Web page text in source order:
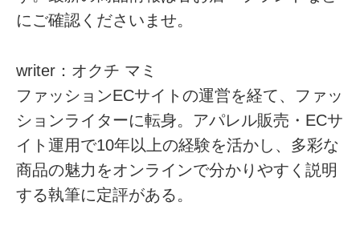
にご確認くださいませ。
writer：オクチ マミ
ファッションECサイトの運営を経て、ファッ
ションライターに転身。アパレル販売・ECサ
イト運用で10年以上の経験を活かし、多彩な
商品の魅力をオンラインで分かりやすく説明
する執筆に定評がある。